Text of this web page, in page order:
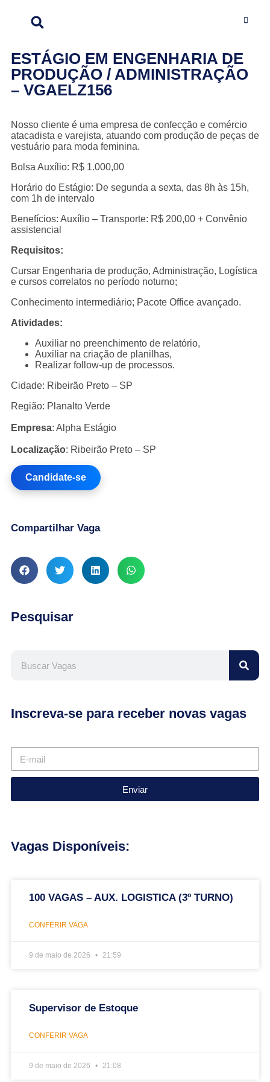
ESTÁGIO EM ENGENHARIA DE
PRODUÇÃO / ADMINISTRAÇÃO
– VGAELZ156
Nosso cliente é uma empresa de confecção e comércio
atacadista e varejista, atuando com produção de peças de
vestuário para moda feminina.
Bolsa Auxílio: R$ 1.000,00
Horário do Estágio: De segunda a sexta, das 8h às 15h,
com 1h de intervalo
Benefícios: Auxílio – Transporte: R$ 200,00 + Convênio
assistencial
Requisitos:
Cursar Engenharia de produção, Administração, Logística
e cursos correlatos no período noturno;
Conhecimento intermediário; Pacote Office avançado.
Atividades:
Auxiliar no preenchimento de relatório,
Auxiliar na criação de planilhas,
Realizar follow-up de processos.
Cidade: Ribeirão Preto – SP
Região: Planalto Verde
Empresa: Alpha Estágio
Localização: Ribeirão Preto – SP
Candidate-se
Compartilhar Vaga
Pesquisar
Inscreva-se para receber novas vagas
Enviar
Vagas Disponíveis:
100 VAGAS – AUX. LOGISTICA (3º TURNO)
CONFERIR VAGA
9 de maio de 2026 21:59
Supervisor de Estoque
CONFERIR VAGA
9 de maio de 2026 21:08